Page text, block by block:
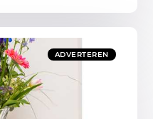
ADVERTEREN